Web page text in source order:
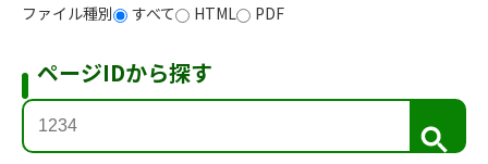
ファイル種別 すべて HTML PDF
ページIDから探す
検
索